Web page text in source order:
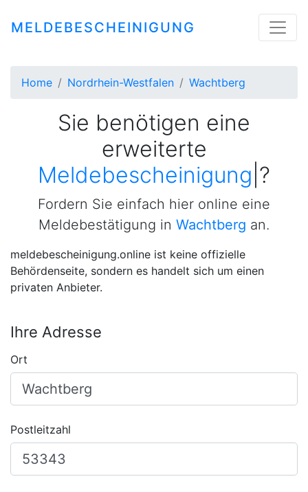
MELDEBESCHEINIGUNG
Home Nordrhein-Westfalen Wachtberg
Sie benötigen eine
erweiterte
Meldebescheinigung ?
Fordern Sie einfach hier online eine
Meldebestätigung in Wachtberg an.
meldebescheinigung.online ist keine offizielle
Behördenseite, sondern es handelt sich um einen
privaten Anbieter.
Ihre Adresse
Ort
Postleitzahl